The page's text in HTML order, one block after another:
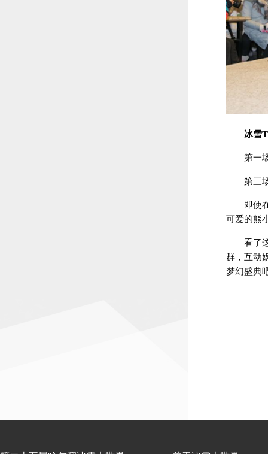
冰雪
第一
第三
即使
可爱的熊
看了
群，互动
梦幻盛典